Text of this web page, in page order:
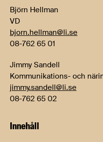
Björn Hellman
VD
bjorn.hellman@li.se
08-762 65 01
Jimmy Sandell
Kommunikations- och
jimmy.sandell@li.se
08-762 65 02
Innehåll